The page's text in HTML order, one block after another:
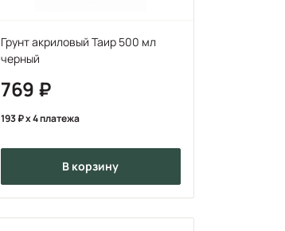
Грунт акриловый Таир 500 мл
черный
769
193 x 4 платежа
в корзину